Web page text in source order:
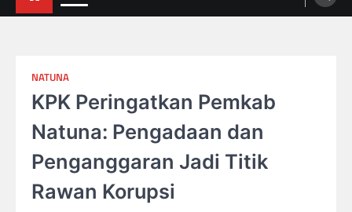
NATUNA
KPK Peringatkan Pemkab
Natuna: Pengadaan dan
Penganggaran Jadi Titik
Rawan Korupsi